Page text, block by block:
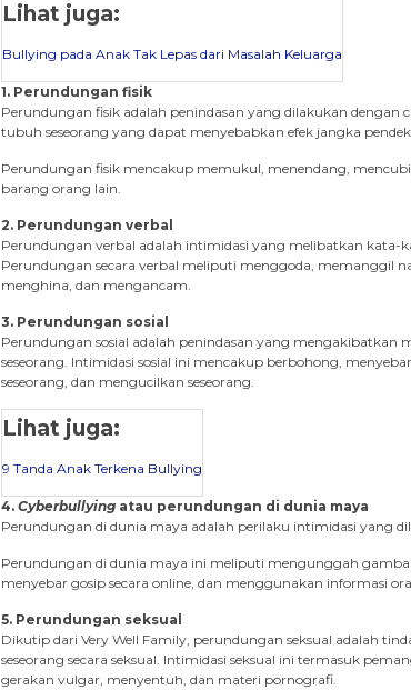
Lihat juga:
Bullying pada Anak Tak Lepas dari Masalah Keluarga
1. Perundungan fisik
Perundungan fisik adalah penindasan yang dilakukan dengan
tubuh seseorang yang dapat menyebabkan efek jangka
Perundungan fisik mencakup memukul, menendang,
barang orang lain.
2. Perundungan verbal
Perundungan verbal adalah intimidasi yang melibatkan kata-
Perundungan secara verbal meliputi menggoda, memanggil
menghina, dan mengancam.
3. Perundungan sosial
Perundungan sosial adalah penindasan yang mengakibatkan
seseorang. Intimidasi sosial ini mencakup berbohong,
seseorang, dan mengucilkan seseorang.
Lihat juga:
9 Tanda Anak Terkena Bullying
4. Cyberbullying atau perundungan di dunia maya
Perundungan di dunia maya adalah perilaku intimidasi yang
Perundungan di dunia maya ini meliputi mengunggah
menyebar gosip secara online, dan menggunakan informasi
5. Perundungan seksual
Dikutip dari Very Well Family, perundungan seksual adalah
seseorang secara seksual. Intimidasi seksual ini termasuk
gerakan vulgar, menyentuh, dan materi pornografi.